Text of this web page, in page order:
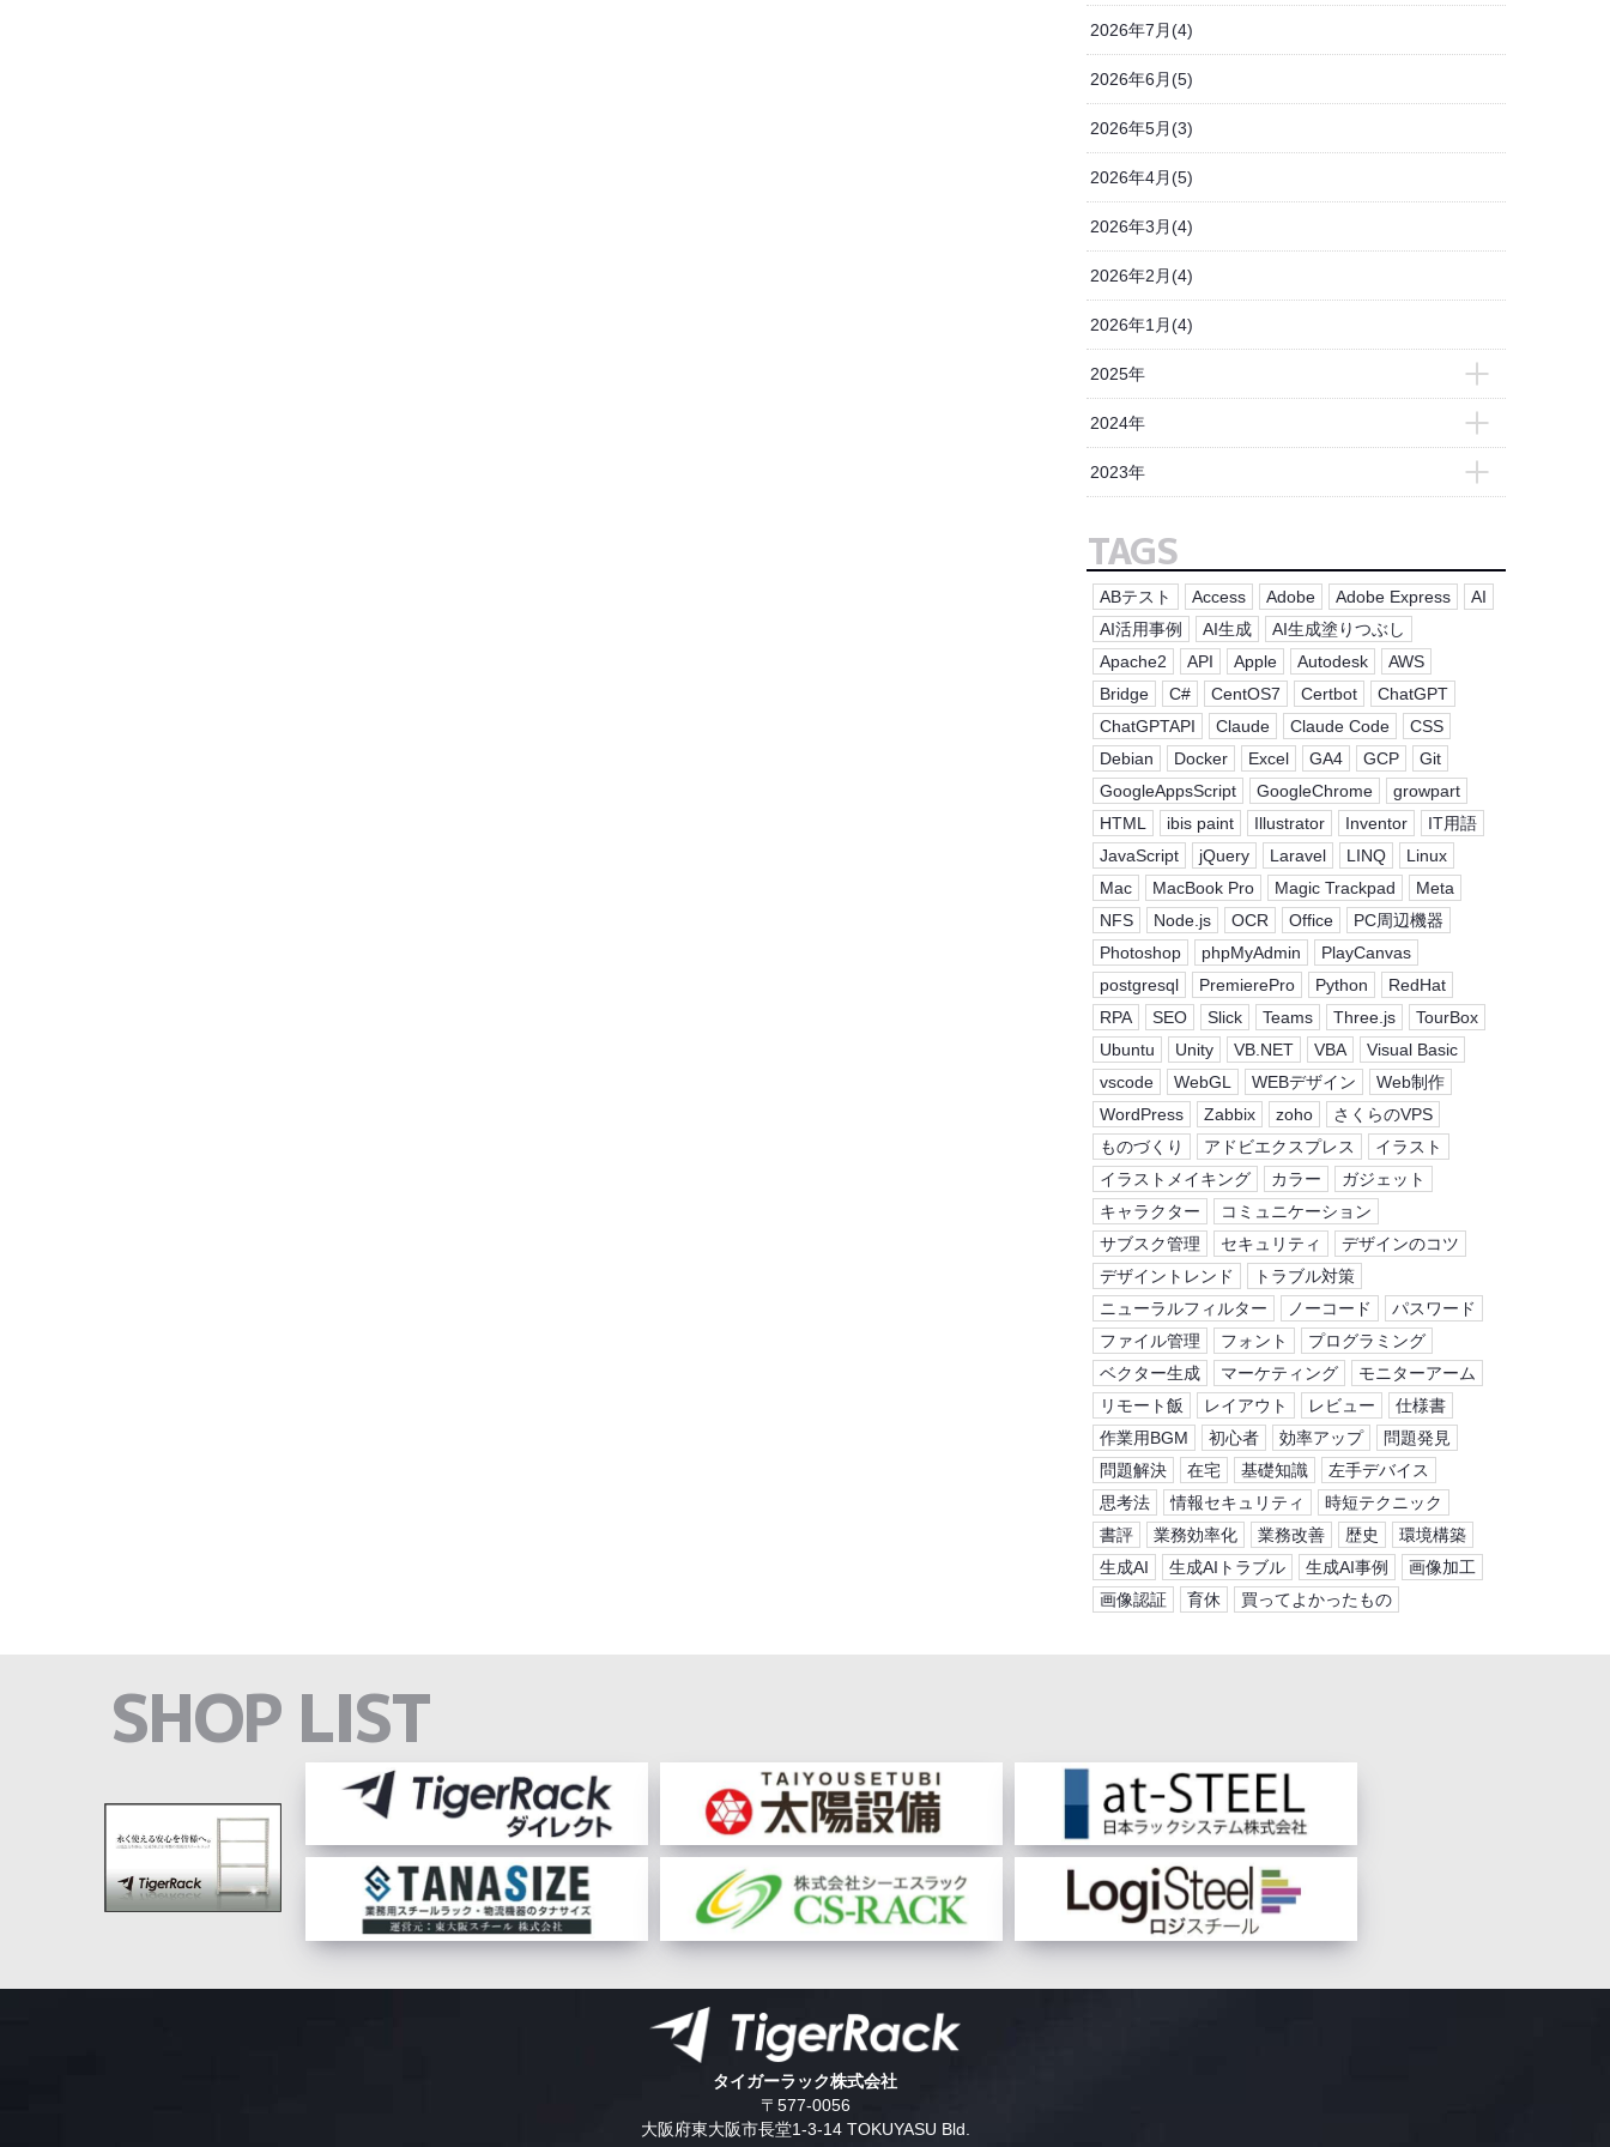
2026年7月(4)
2026年6月(5)
2026年5月(3)
2026年4月(5)
2026年3月(4)
2026年2月(4)
2026年1月(4)
2025年
- 2025年12月(3)
- 2025年11月(4)
- 2025年8月(3)
- 2025年7月(4)
- 2025年6月(5)
- 2025年5月(4)
- 2025年4月(4)
- 2025年3月(4)
- 2025年2月(4)
- 2025年1月(5)
2024年
- 2024年12月(3)
- 2024年11月(5)
- 2024年10月(4)
- 2024年9月(4)
- 2024年8月(3)
- 2024年7月(5)
- 2024年6月(4)
- 2024年5月(4)
- 2024年4月(4)
- 2024年3月(4)
- 2024年2月(5)
- 2024年1月(3)
2023年
- 2023年11月(4)
- 2023年10月(4)
- 2023年9月(5)
- 2023年8月(2)
- 2023年7月(4)
- 2023年6月(1)
- 2023年5月(1)
- 2023年4月(8)
TAGS
ABテスト Access Adobe Adobe Express
AI
AI活用事例
AI生成
AI生成塗りつぶし
Apache2
API Apple Autodesk
AWS
Bridge
C# CentOS7 Certbot
ChatGPT
ChatGPTAPI
Claude Claude Code
CSS
Debian
Docker Excel GA4 GCP
Git
GoogleAppsScript
GoogleChrome
growpart
HTML
ibis paint Illustrator Inventor
IT用語
JavaScript
jQuery Laravel LINQ
Linux
Mac
MacBook Pro Magic Trackpad
Meta
NFS
Node.js OCR Office
PC周辺機器
Photoshop
phpMyAdmin
PlayCanvas
postgresql
PremierePro Python
RedHat
RPA
SEO Slick Teams Three.js
TourBox
Ubuntu
Unity VB.NET VBA
Visual Basic
vscode
WebGL WEBデザイン
Web制作
WordPress
Zabbix zoho
さくらのVPS
ものづくり
アドビエクスプレス
イラスト
イラストメイキング
カラー
ガジェット
キャラクター
コミュニケーション
サブスク管理
セキュリティ
デザインのコツ
デザイントレンド
トラブル対策
ニューラルフィルター
ノーコード
パスワード
ファイル管理
フォント
プログラミング
ベクター生成
マーケティング
モニターアーム
リモート飯
レイアウト レビュー
仕様書
作業用BGM
初心者 効率アップ
問題発見
問題解決
在宅 基礎知識
左手デバイス
思考法
情報セキュリティ
時短テクニック
書評
業務効率化 業務改善 歴史
環境構築
生成AI
生成AIトラブル 生成AI事例
画像加工
画像認証
育休 買ってよかったもの
SHOP LIST
タイガーラック株式会社
〒577-0056
大阪府東大阪市長堂1-3-14 TOKUYASU Bld.